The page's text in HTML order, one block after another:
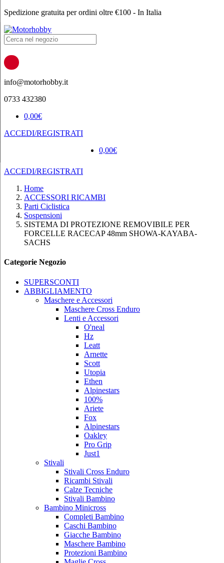
Spedizione gratuita per ordini oltre €100 - In Italia
Products
search
info@motorhobby.it
0733 432380
0,00€
ACCEDI/REGISTRATI
0,00€
ACCEDI/REGISTRATI
Home
ACCESSORI RICAMBI
Parti Ciclistica
Sospensioni
SISTEMA DI PROTEZIONE REMOVIBILE PER
FORCELLE RACECAP 48mm SHOWA-KAYABA-
SACHS
Categorie Negozio
SUPERSCONTI
ABBIGLIAMENTO
Maschere e Accessori
Maschere Cross Enduro
Lenti e Accessori
O'neal
Hz
Leatt
Arnette
Scott
Utopia
Ethen
Alpinestars
100%
Ariete
Fox
Alpinestars
Oakley
Pro Grip
Just1
Stivali
Stivali Cross Enduro
Ricambi Stivali
Calze Tecniche
Stivali Bambino
Bambino Minicross
Completi Bambino
Caschi Bambino
Giacche Bambino
Maschere Bambino
Protezioni Bambino